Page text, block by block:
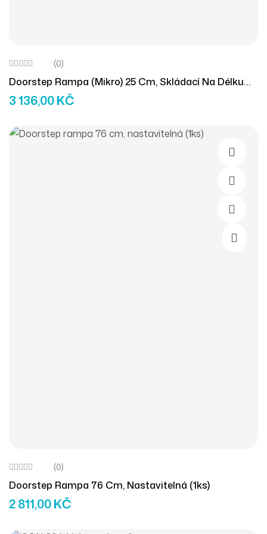
(0)
Doorstep Rampa (mikro) 25 Cm, Skládací Na Délku
(2ks)
3 136,00KČ
Přidat
(0)
Doorstep Rampa 76 Cm, Nastavitelná (1ks)
2 811,00KČ